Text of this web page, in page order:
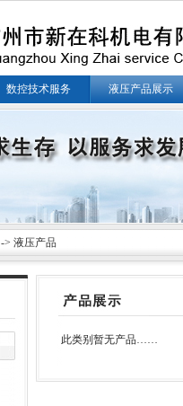
数控技术服务 液压产品展示
-> 液压产品
此类别暂无产品……